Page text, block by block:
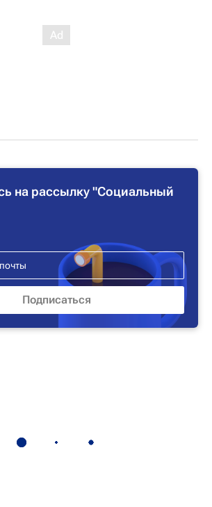
на рассылку "Социальный